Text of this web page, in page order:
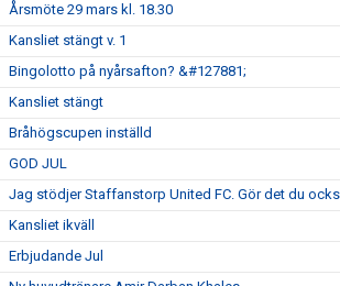
Årsmöte 29 mars kl. 18.30
Kansliet stängt v. 1
Bingolotto på nyårsafton? &#127881;
Kansliet stängt
Bråhögscupen inställd
GOD JUL
Jag stödjer Staffanstorp United FC. Gör det du
Kansliet ikväll
Erbjudande Jul